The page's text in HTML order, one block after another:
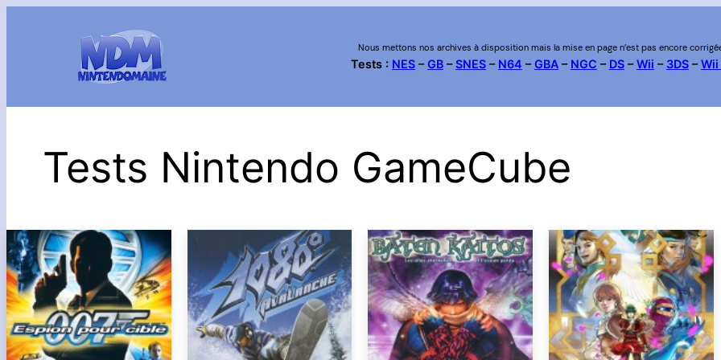
Nous mettons nos archives à disposition mais la mise en page n’est pas encore
Tests : NES–GB–SNES– N64 –GBA– NGC – DS–Wii – 3DS–Wii
Tests Nintendo GameCube